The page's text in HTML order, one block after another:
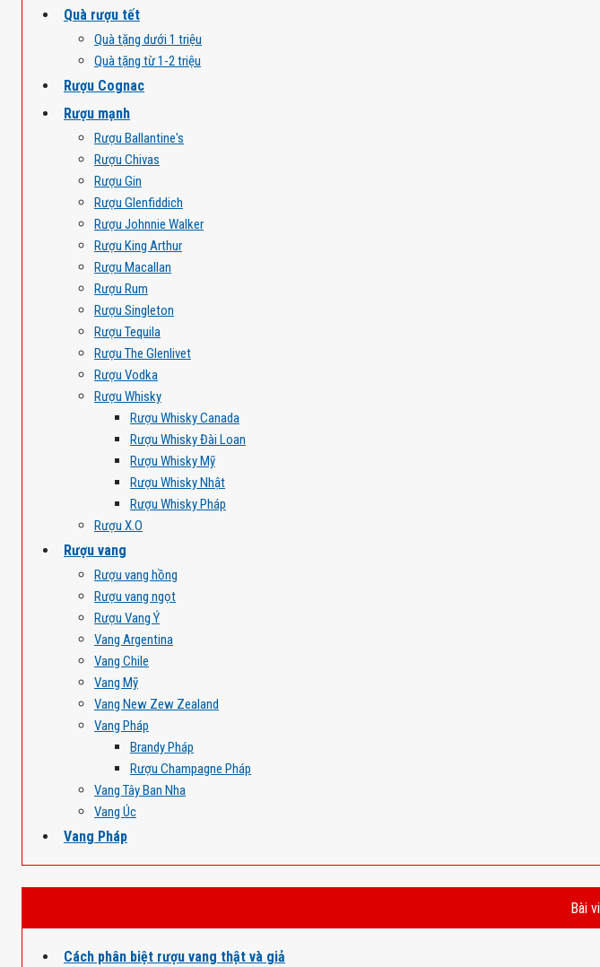
Quà rượu tết
Quà tặng dưới 1 triệu
Quà tặng từ 1-2 triệu
Rượu Cognac
Rượu mạnh
Rượu Ballantine's
Rượu Chivas
Rượu Gin
Rượu Glenfiddich
Rượu Johnnie Walker
Rượu King Arthur
Rượu Macallan
Rượu Rum
Rượu Singleton
Rượu Tequila
Rượu The Glenlivet
Rượu Vodka
Rượu Whisky
Rượu Whisky Canada
Rượu Whisky Đài Loan
Rượu Whisky Mỹ
Rượu Whisky Nhật
Rượu Whisky Pháp
Rượu X.O
Rượu vang
Rượu vang hồng
Rượu vang ngọt
Rượu Vang Ý
Vang Argentina
Vang Chile
Vang Mỹ
Vang New Zew Zealand
Vang Pháp
Brandy Pháp
Rượu Champagne Pháp
Vang Tây Ban Nha
Vang Úc
Vang Pháp
Bài
Cách phân biệt rượu vang thật và giả